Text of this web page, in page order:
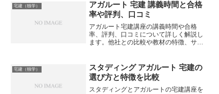
宅建（独学）
アガルート 宅建 講義時間と合格
率や評判、口コミ
アガルート宅建講座の講義時間や合格
率、評判、口コミについて詳しく解説し
ます。他社との比較や教材の特徴、サポ
宅建（独学）
スタディング アガルート 宅建の
選び方と特徴を比較
スタディングとアガルートの宅建講座を